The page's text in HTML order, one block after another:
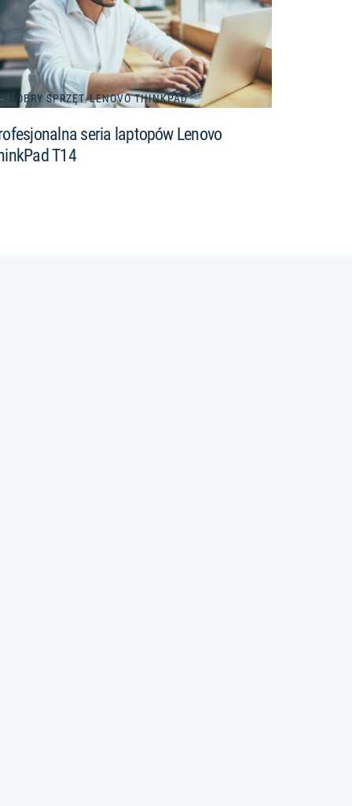
DOBRY SPRZĘT/LENOVO THINKPAD
seria laptopów Lenovo
T14